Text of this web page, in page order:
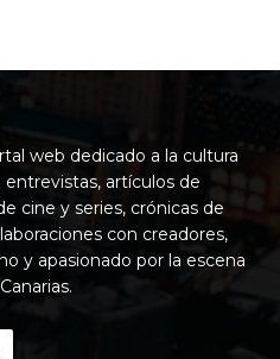
web dedicado a la cultura
artículos de
cine y series, crónicas de
con creadores,
y apasionado por la escena